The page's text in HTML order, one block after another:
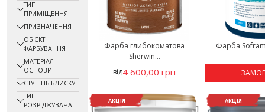
ТИП
ПРИМІЩЕННЯ
ПРИЗНАЧЕННЯ
ОБ'ЄКТ
ФАРБУВАННЯ
МАТЕРІАЛ
ОСНОВИ
СТУПІНЬ БЛИСКУ
ТИП
РОЗРІДЖУВАЧА
Фарба глибокоматова
Sherwin...
від4 600,00 грн
Фарба
АКЦІЯ АКЦІЯ